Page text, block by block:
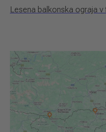
Lesena balkonska ograja v